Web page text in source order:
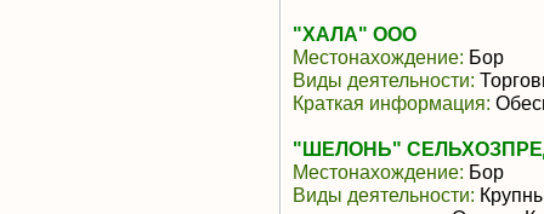
"ХАЛА" ООО
Местонахождение: Бор
Виды деятельности:
Краткая информация:
"ШЕЛОНЬ"
Местонахождение: Бор
Виды деятельности: